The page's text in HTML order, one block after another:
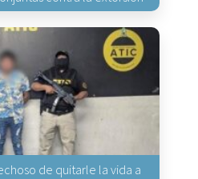
de quitarle la vida a